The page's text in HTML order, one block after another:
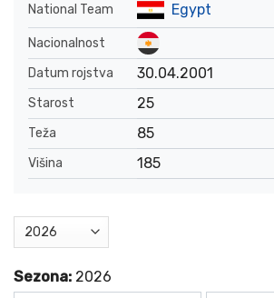
National Team Egypt
Nacionalnost
Datum rojstva
30.04.2001
Starost 25
Teža 85
Višina 185
Sezona: 2026